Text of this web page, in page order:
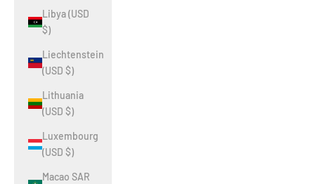
Libya (USD
$)
Liechtenstein
(USD $)
Lithuania
(USD $)
Luxembourg
(USD $)
Macao SAR